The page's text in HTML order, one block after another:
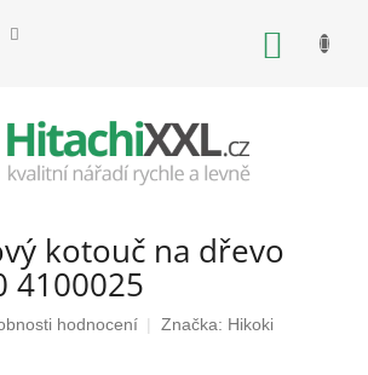
kotouč na dřevo
4100025
hodnocení Značka: Hikoki